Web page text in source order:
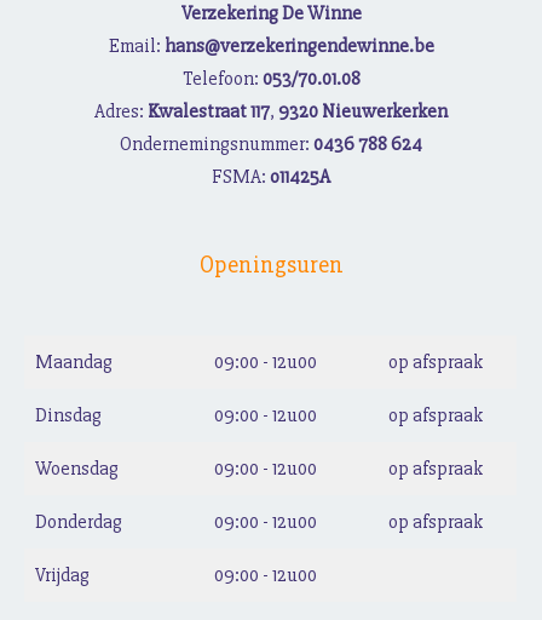
Verzekering De Winne
Email: hans@verzekeringendewinne.be
Telefoon: 053/70.01.08
Adres: Kwalestraat 117, 9320 Nieuwerkerken
Ondernemingsnummer: 0436 788 624
FSMA: o11425A
Openingsuren
Maandag 09:00 - 12u00 op afspraak
Dinsdag 09:00 - 12u00 op afspraak
Woensdag 09:00 - 12u00 op afspraak
Donderdag 09:00 - 12u00 op afspraak
Vrijdag 09:00 - 12u00